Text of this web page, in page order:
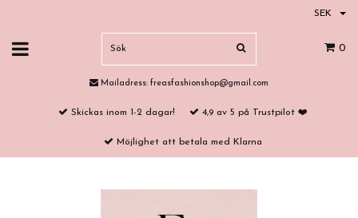
SEK
0
Mailadress: freasfashionshop@gmail.com
Skickas inom 1-2 dagar! 4,9 av 5 på Trustpilot ❤️
Möjlighet att betala med Klarna